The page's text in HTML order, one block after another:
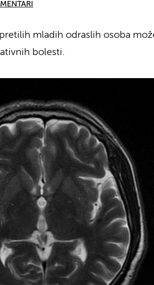
mladih odraslih osoba
bolesti.